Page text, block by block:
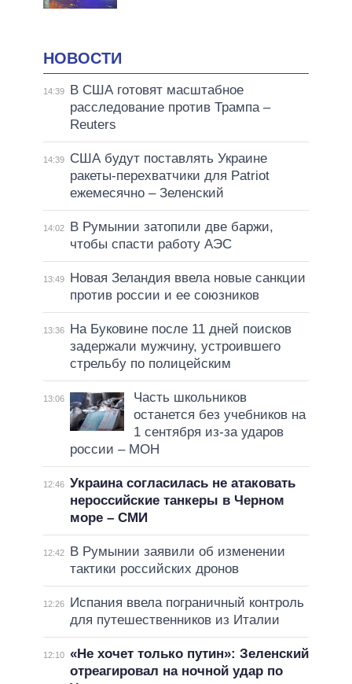
НОВОСТИ
14:39
В США готовят масштабное
расследование против Трампа –
Reuters
14:39
США будут поставлять Украине
ракеты-перехватчики для Patriot
ежемесячно – Зеленский
14:02
В Румынии затопили две баржи,
чтобы спасти работу АЭС
13:49
Новая Зеландия ввела новые санкции
против россии и ее союзников
13:36
На Буковине после 11 дней поисков
задержали мужчину, устроившего
стрельбу по полицейским
13:06
Часть школьников
останется без учебников на
1 сентября из-за ударов
россии – МОН
12:46 Украина согласилась не атаковать
нероссийские танкеры в Черном
море – СМИ
12:42
В Румынии заявили об изменении
тактики российских дронов
12:26
Испания ввела пограничный контроль
для путешественников из Италии
12:10 «Не хочет только путин»: Зеленский
отреагировал на ночной удар по